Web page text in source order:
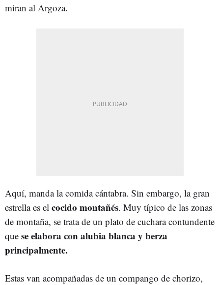
miran al Argoza.
Aquí, manda la comida cántabra. Sin embargo, la gran
estrella es el cocido montañés. Muy típico de las zonas
de montaña, se trata de un plato de cuchara contundente
que se elabora con alubia blanca y berza
principalmente.
Estas van acompañadas de un compango de chorizo,